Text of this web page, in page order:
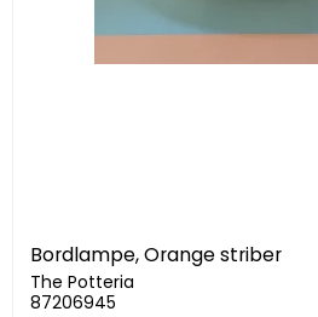
Bordlampe, Orange striber
The Potteria
87206945